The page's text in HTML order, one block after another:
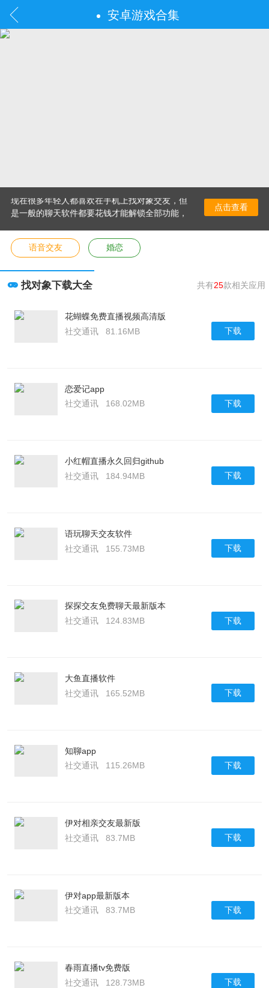
安卓游戏合集
现在很多年轻人都喜欢在手机上找对象交友，但
是一般的聊天软件都要花钱才能解锁全部功能，
钱的软件，海量用户注册，大家可以根据自己的
喜好来选择对象进行聊天，轻松脱单！感兴趣的
点击查看
语音交友 婚恋
找对象下载大全 共有25款相关应用
花蝴蝶免费直播视频高清版
社交通讯
81.16MB 下载
恋爱记app
社交通讯
168.02MB 下载
小红帽直播永久回归github
社交通讯
184.94MB 下载
语玩聊天交友软件
社交通讯
155.73MB 下载
探探交友免费聊天最新版本
社交通讯
124.83MB 下载
大鱼直播软件
社交通讯
165.52MB 下载
知聊app
社交通讯
115.26MB 下载
伊对相亲交友最新版
社交通讯
83.7MB 下载
伊对app最新版本
社交通讯
83.7MB 下载
春雨直播tv免费版
社交通讯
128.73MB 下载